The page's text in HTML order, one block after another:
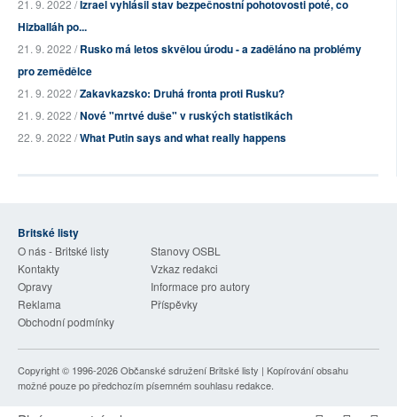
21. 9. 2022 /Izrael vyhlásil stav bezpečnostní pohotovosti poté, co
Hizballáh po...
21. 9. 2022 /Rusko má letos skvělou úrodu - a zaděláno na problémy
pro zemědělce
21. 9. 2022 /Zakavkazsko: Druhá fronta proti Rusku?
21. 9. 2022 /Nové "mrtvé duše" v ruských statistikách
22. 9. 2022 /What Putin says and what really happens
Britské listy
O nás - Britské listy
Stanovy OSBL
Kontakty
Vzkaz redakci
Opravy
Informace pro autory
Reklama
Příspěvky
Obchodní podmínky
Copyright © 1996-2026Občanské sdružení Britské listy | Kopírování obsahu
možné pouze po předchozím písemném souhlasu redakce.